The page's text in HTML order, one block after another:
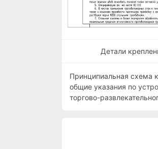
Детали
Принципиальная схема
общие указания по
торгово-